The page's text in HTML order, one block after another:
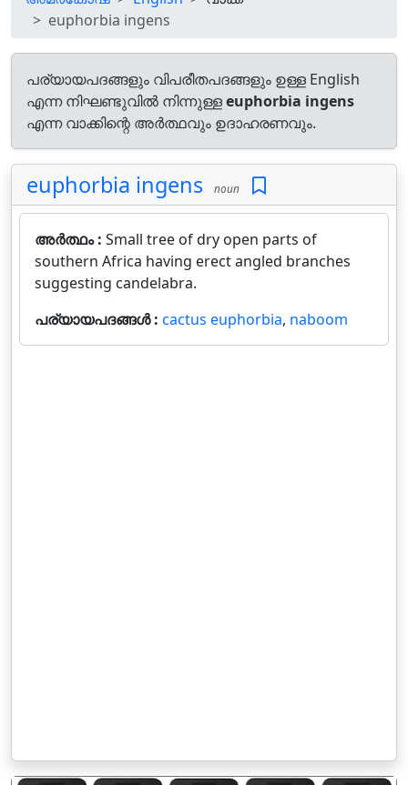
euphorbia ingens
പര്യായപദങ്ങളും വിപരീതപദങ്ങളും ഉള്ള English
എന്ന നിഘണ്ടുവിൽ നിന്നുള്ളeuphorbia ingens
എന്ന വാക്കിന്റെ അർത്ഥവും ഉദാഹരണവും.
euphorbia ingens noun
അർത്ഥം : Small tree of dry open parts of
southern Africa having erect angled branches
suggesting candelabra.
പര്യായപദങ്ങൾ : cactus euphorbia, naboom